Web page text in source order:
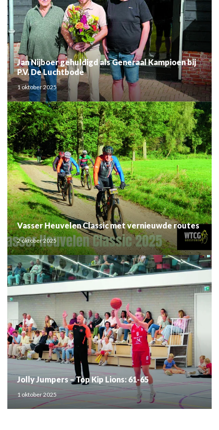
Jan Nijboer gehuldigd als Generaal Kampioen bij
P.V. De Luchtbode
1 oktober 2025
Vasser Heuvelen Classic met vernieuwde routes
2 oktober 2025
Jolly Jumpers – Top Kip Lions: 61-65
1 oktober 2025